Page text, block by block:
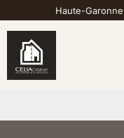
au
contenu
Haute-Garonne